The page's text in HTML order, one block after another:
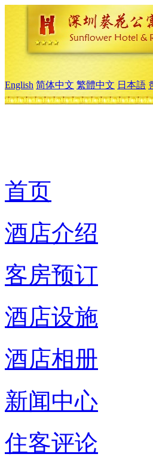
English 简体中文 繁體中文 日本語
首页
酒店介绍
客房预订
酒店设施
酒店相册
新闻中心
住客评论